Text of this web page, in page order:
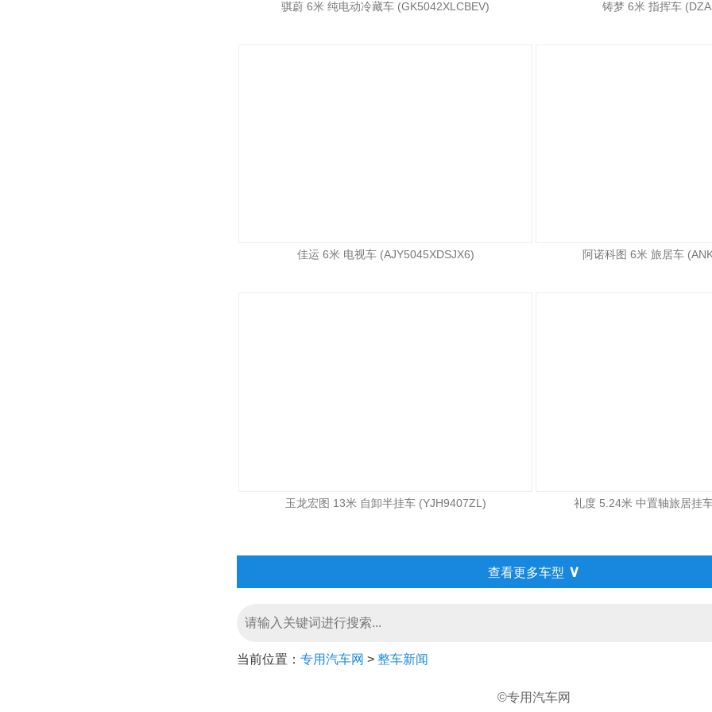
骐蔚 6米 纯电动冷藏车 (GK5042XLCBEV) 铸梦 6米 指挥车
佳运 6米 电视车 (AJY5045XDSJX6) 阿诺科图 6米 旅居车
玉龙宏图 13米 自卸半挂车 (YJH9407ZL) 礼度 5.24米 中置轴旅居挂
查看更多车型 ∨
当前位置： 专用汽车网 > 整车新闻
©专用汽车网